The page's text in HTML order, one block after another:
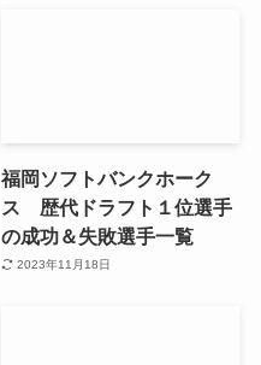
福岡ソフトバンクホーク
ス 歴代ドラフト１位選手
の成功＆失敗選手一覧
2023年11月18日